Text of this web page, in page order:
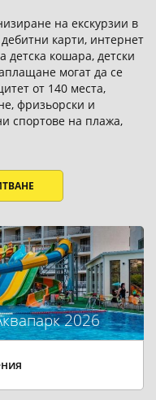
на екскурзии в
карти, интернет
детска кошара, детски
могат да се
от 140 места,
фризьорски и
спортове на плажа,
2026